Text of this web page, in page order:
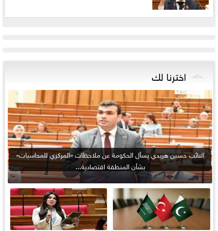
اخترنا لك
النائب حسين هريدي يسأل الحكومة عن ملاحظات «المركزي للمحاسبات»
بشأن المنطقة اقتصادية...